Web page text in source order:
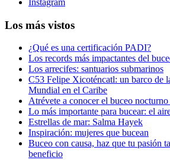
Instagram
Los más vistos
¿Qué es una certificación PADI?
Los records más impactantes del
Los arrecifes: santuarios submarinos
C53 Felipe Xicoténcatl: un barco de
Mundial en el Caribe
Atrévete a conocer el buceo
Lo más importante para bucear: el
Estrellas de mar: Salma Hayek
Inspiración: mujeres que bucean
Buceo con causa, haz que tu pasión
beneficio